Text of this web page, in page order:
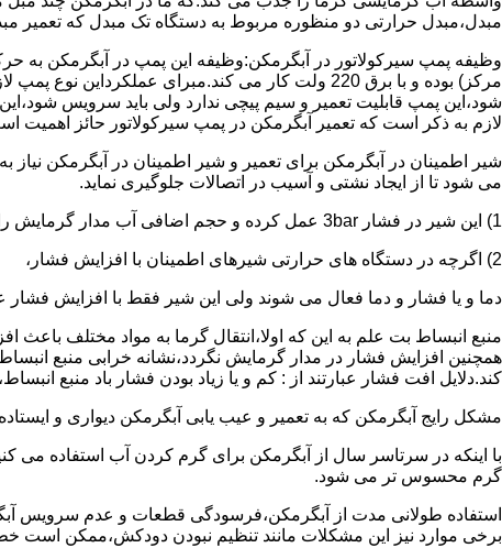
مبدل،مبدل حرارتی دو منظوره مربوط به دستگاه تک مبدل که تعمیر
وظیفه پمپ سیرکولاتور در آبگرمکن:وظیفه این پمپ در آبگرمکن به
مرکز) بوده و با برق 220 ولت کار می کند.مبرای
شود،این پمپ قابلیت تعمیر و سیم پیچی ندارد ولی باید سرویس
لازم به ذکر است که تعمیر آبگرمکن در پمپ سیرکولاتور حائز اهمیت
شیر اطمینان در آبگرمکن برای تعمیر و شیر اطمینان در آبگرمکن
می شود تا از ایجاد نشتی و آسیب در اتصالات جلوگیری نماید.
1) این شیر در فشار 3bar عمل کرده و حجم اضافی آب مدار گرمایش را تخلیه می کند.
2) اگرچه در دستگاه های حرارتی شیرهای اطمینان با افزایش فشار،
دما و یا فشار و دما فعال می شوند ولی این شیر فقط با افزایش
منبع انبساط بت علم به این که اولا،انتقال گرما به مواد مختلف
همچنین افزایش فشار در مدار گرمایش نگردد،نشانه خرابی منبع
کند.دلایل افت فشار عبارتند از : کم و یا زیاد بودن فشار باد منبع
مشکل رایج آبگرمکن که به تعمیر و عیب یابی آبگرمکن دیواری و ایستاده
با اینکه در سرتاسر سال از آبگرمکن برای گرم کردن آب استفاده می
گرم محسوس تر می شود.
استفاده طولانی مدت از آبگرمکن،فرسودگی قطعات و عدم سرویس
برخی موارد نیز این مشکلات مانند تنظیم نبودن دودکش،ممکن است